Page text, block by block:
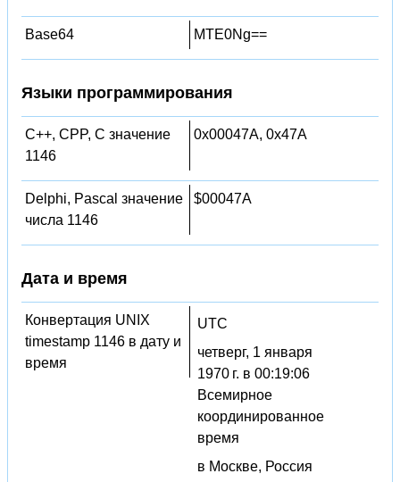
Base64 MTE0Ng==
Языки программирования
C++, CPP, C значение
1146
0x00047A, 0x47A
Delphi, Pascal значение
числа 1146
$00047A
Дата и время
Конвертация UNIX
timestamp 1146 в дату и
время
UTC
четверг, 1 января
1970 г. в 00:19:06
Всемирное
координированное
время
в Москве, Россия